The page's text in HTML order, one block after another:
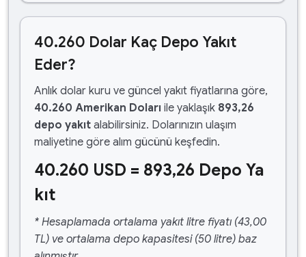
40.260 Dolar Kaç Depo Yakıt
Eder?
Anlık dolar kuru ve güncel yakıt fiyatlarına göre,
40.260 Amerikan Doları ile yaklaşık 893,26
depo yakıt alabilirsiniz. Dolarınızın ulaşım
maliyetine göre alım gücünü keşfedin.
40.260 USD = 893,26 Depo Ya
kıt
* Hesaplamada ortalama yakıt litre fiyatı (43,00
TL) ve ortalama depo kapasitesi (50 litre) baz